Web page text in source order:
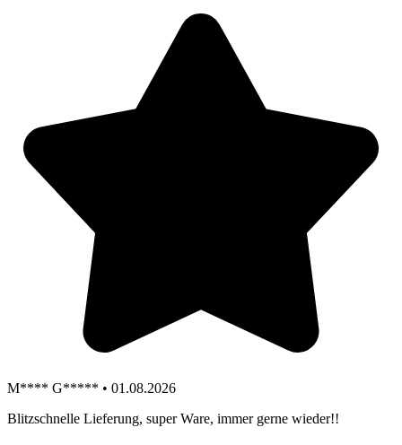
M**** G***** • 01.08.2026
Blitzschnelle Lieferung, super Ware, immer gerne wieder!!